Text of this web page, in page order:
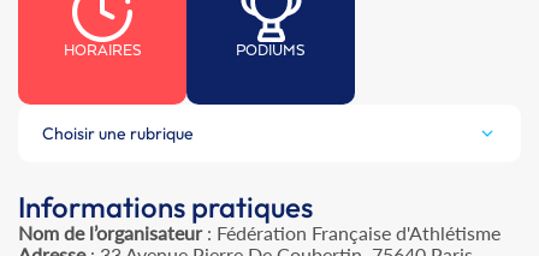
HORAIRES PODIUMS
Choisir une rubrique
Informations pratiques
Nom de l’organisateur: Fédération Française d'Athlétisme